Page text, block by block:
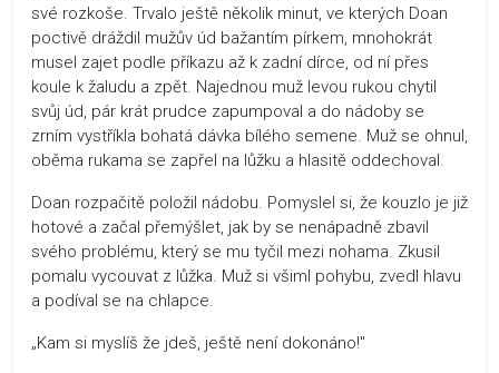
své rozkoše. Trvalo ještě několik minut, ve kterých Doan
poctivě dráždil mužův úd bažantím pírkem, mnohokrát
musel zajet podle příkazu až k zadní dírce, od ní přes
koule k žaludu a zpět. Najednou muž levou rukou chytil
svůj úd, pár krát prudce zapumpoval a do nádoby se
zrním vystříkla bohatá dávka bílého semene. Muž se ohnul,
oběma rukama se zapřel na lůžku a hlasitě oddechoval.
Doan rozpačitě položil nádobu. Pomyslel si, že kouzlo je již
hotové a začal přemýšlet, jak by se nenápadně zbavil
svého problému, který se mu tyčil mezi nohama. Zkusil
pomalu vycouvat z lůžka. Muž si všiml pohybu, zvedl hlavu
a podíval se na chlapce.
„Kam si myslíš že jdeš, ještě není dokonáno!"